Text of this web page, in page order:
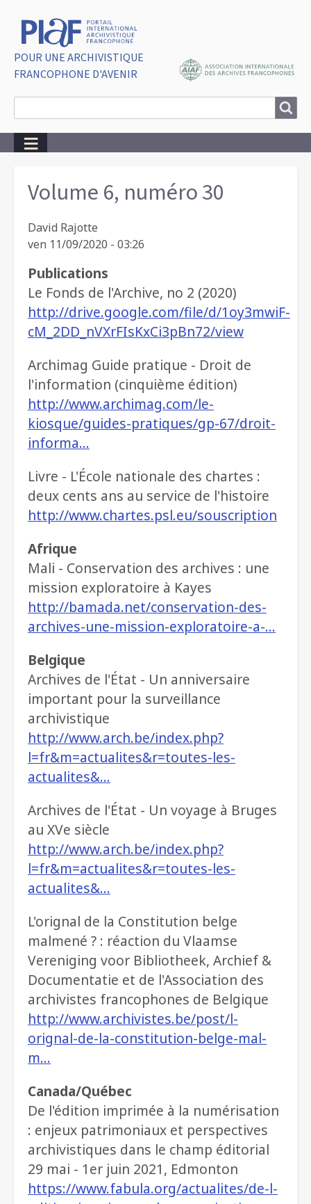
POUR UNE ARCHIVISTIQUE
FRANCOPHONE D'AVENIR
Volume 6, numéro 30
David Rajotte
ven 11/09/2020 - 03:26
Publications
Le Fonds de l'Archive, no 2 (2020)
http://drive.google.com/file/d/1oy3mwiF-
cM_2DD_nVXrFIsKxCi3pBn72/view
Archimag Guide pratique - Droit de
l'information (cinquième édition)
http://www.archimag.com/le-
kiosque/guides-pratiques/gp-67/droit-
informa…
Livre - L'École nationale des chartes :
deux cents ans au service de l'histoire
http://www.chartes.psl.eu/souscription
Afrique
Mali - Conservation des archives : une
mission exploratoire à Kayes
http://bamada.net/conservation-des-
archives-une-mission-exploratoire-a-…
Belgique
Archives de l'État - Un anniversaire
important pour la surveillance
archivistique
http://www.arch.be/index.php?
l=fr&m=actualites&r=toutes-les-
actualites&…
Archives de l'État - Un voyage à Bruges
au XVe siècle
http://www.arch.be/index.php?
l=fr&m=actualites&r=toutes-les-
actualites&…
L'orignal de la Constitution belge
malmené ? : réaction du Vlaamse
Vereniging voor Bibliotheek, Archief &
Documentatie et de l'Association des
archivistes francophones de Belgique
http://www.archivistes.be/post/l-
orignal-de-la-constitution-belge-mal-
m…
Canada/Québec
De l'édition imprimée à la numérisation
: enjeux patrimoniaux et perspectives
archivistiques dans le champ éditorial
29 mai - 1er juin 2021, Edmonton
https://www.fabula.org/actualites/de-l-